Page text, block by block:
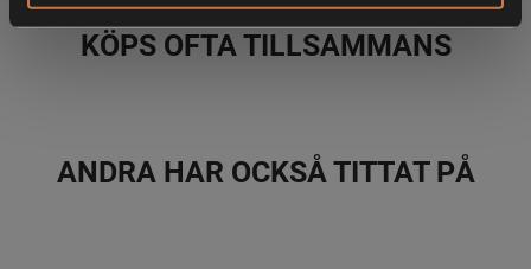
KÖPS OFTA TILLSAMMANS
ANDRA HAR OCKSÅ TITTAT PÅ